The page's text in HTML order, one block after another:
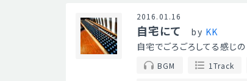
2016.01.16
自宅にて by KK
自宅でごろごろしてる感じ
BGM 1Track